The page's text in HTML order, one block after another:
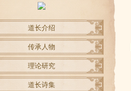
道长介绍
传承人物
理论研究
道长诗集